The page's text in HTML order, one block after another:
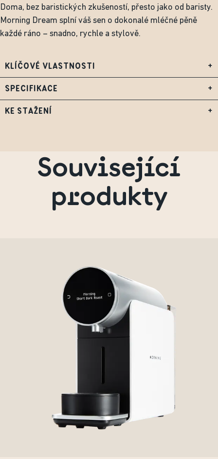
Doma, bez baristických zkušeností, přesto jako od baristy.
Morning Dream splní váš sen o dokonalé mléčné pěně
každé ráno – snadno, rychle a stylově.
KLÍČOVÉ VLASTNOSTI +
SPECIFIKACE +
KE STAŽENÍ +
Související
produkty